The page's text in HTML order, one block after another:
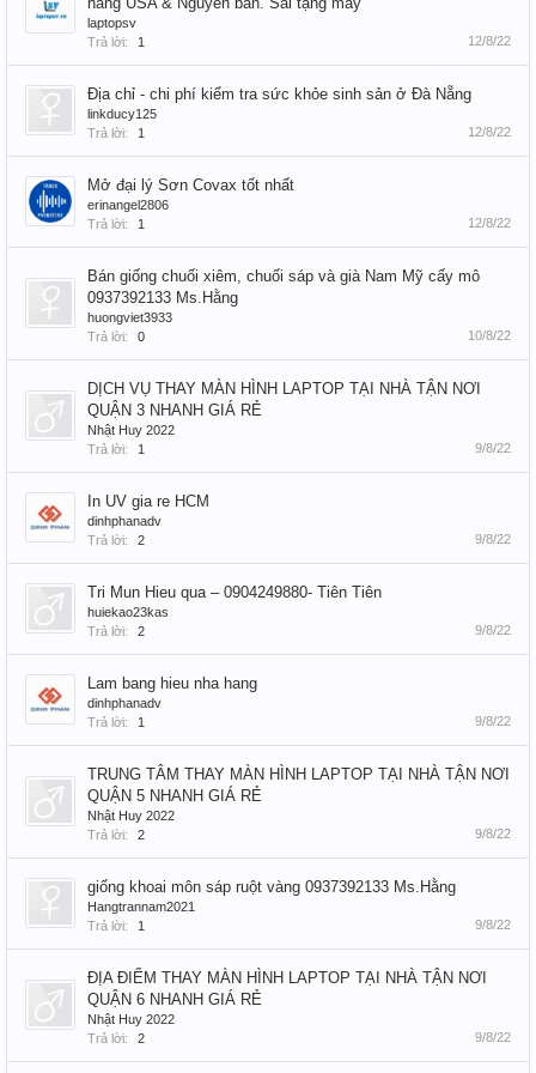
laptopsv
Trả lời:
1 12/8/22
Địa chỉ - chi phí kiểm tra sức khỏe sinh sản ở Đà Nẵng
linkducy125
Trả lời:
1 12/8/22
Mở đại lý Sơn Covax tốt nhất
erinangel2806
Trả lời:
1 12/8/22
Bán giống chuối xiêm, chuối sáp và già Nam Mỹ cấy mô
0937392133 Ms.Hằng
huongviet3933
Trả lời:
0 10/8/22
DỊCH VỤ THAY MÀN HÌNH LAPTOP TẠI NHÀ TẬN NƠI
QUẬN 3 NHANH GIÁ RẺ
Nhật Huy 2022
Trả lời:
1 9/8/22
In UV gia re HCM
dinhphanadv
Trả lời:
2 9/8/22
Tri Mun Hieu qua – 0904249880- Tiên Tiên
huiekao23kas
Trả lời:
2 9/8/22
Lam bang hieu nha hang
dinhphanadv
Trả lời:
1 9/8/22
TRUNG TÂM THAY MÀN HÌNH LAPTOP TẠI NHÀ TẬN NƠI
QUẬN 5 NHANH GIÁ RẺ
Nhật Huy 2022
Trả lời:
2 9/8/22
giống khoai môn sáp ruột vàng 0937392133 Ms.Hằng
Hangtrannam2021
Trả lời:
1 9/8/22
ĐỊA ĐIỂM THAY MÀN HÌNH LAPTOP TẠI NHÀ TẬN NƠI
QUẬN 6 NHANH GIÁ RẺ
Nhật Huy 2022
Trả lời:
2 9/8/22